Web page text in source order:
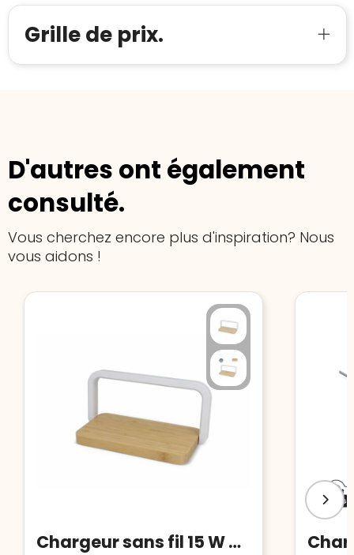
Grille de prix.
D'autres ont également
consulté.
Vous cherchez encore plus d'inspiration? Nous
vous aidons !
Chargeur sans fil 15 W avec lampe LED à intensité variable